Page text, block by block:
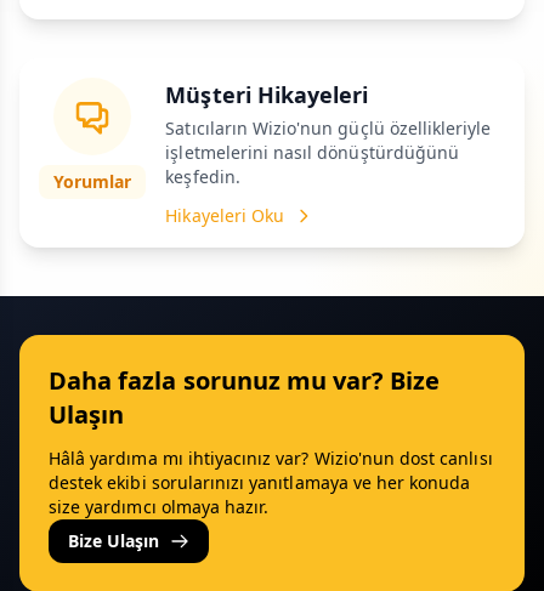
Yorumlar
Müşteri Hikayeleri
Satıcıların Wizio'nun güçlü özellikleriyle
işletmelerini nasıl dönüştürdüğünü
keşfedin.
Hikayeleri Oku
Daha fazla sorunuz mu var? Bize
Ulaşın
Hâlâ yardıma mı ihtiyacınız var? Wizio'nun dost canlısı
destek ekibi sorularınızı yanıtlamaya ve her konuda
size yardımcı olmaya hazır.
Bize Ulaşın